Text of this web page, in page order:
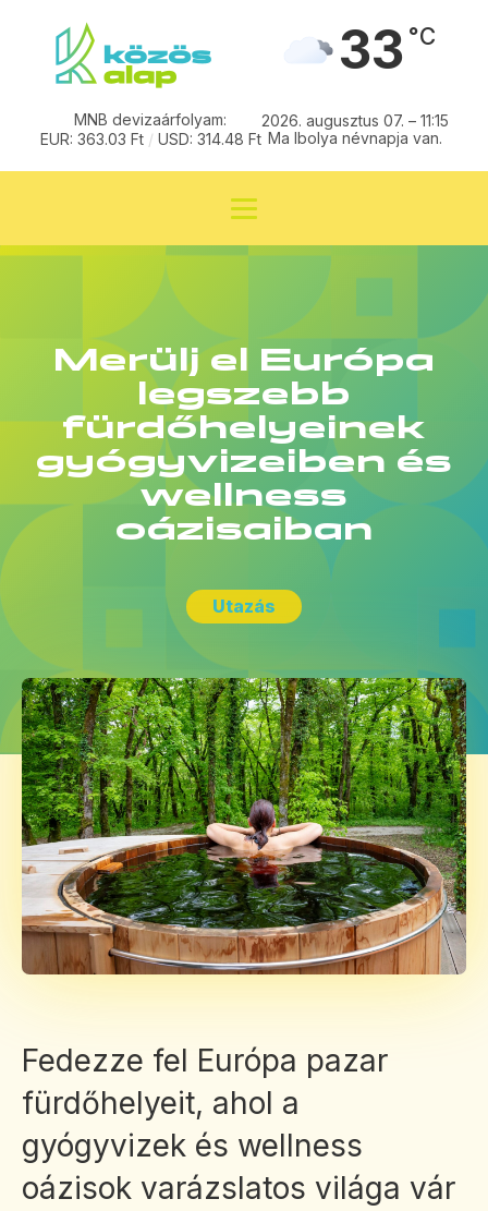
MNB devizaárfolyam:
EUR: 363.03 Ft / USD: 314.48 Ft
2026. augusztus 07. – 11:15
Ma Ibolya névnapja van.
33 °C
Merülj el Európa
legszebb
fürdőhelyeinek
gyógyvizeiben és
wellness
oázisaiban
Utazás
Fedezze fel Európa pazar
fürdőhelyeit, ahol a
gyógyvizek és wellness
oázisok varázslatos világa vár